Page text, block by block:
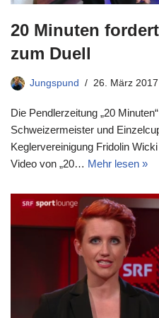
20 Minuten
zum Duell
Jungspund 26. März 2017
Die Pendlerzeitung „20
Schweizermeister und
Keglervereinigung Fridolin
Video von „20… Mehr lesen »